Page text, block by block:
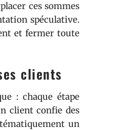
ces sommes
spéculative.
et fermer toute
clients
: chaque étape
client confie des
un